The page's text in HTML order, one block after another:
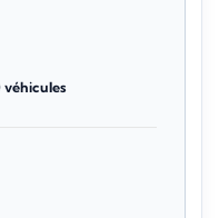
véhicules